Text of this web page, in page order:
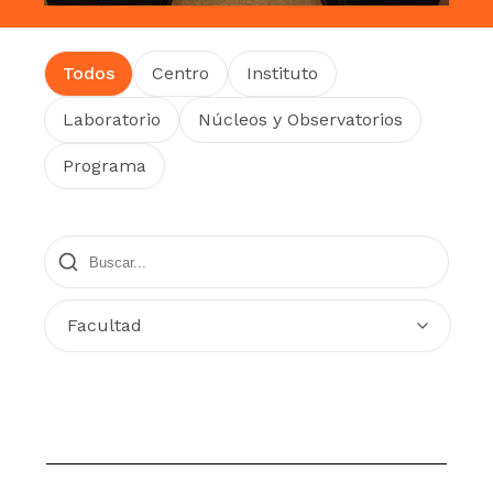
Todos Centro Instituto
Laboratorio Núcleos y Observatorios
Programa
Facultad